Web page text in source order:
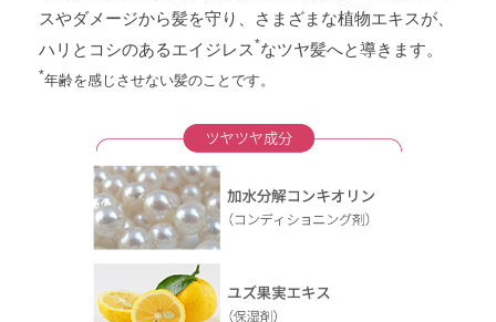
スやダメージから髪を守り、さまざまな植物エキスが、
ハリとコシのあるエイジレス*なツヤ髪へと導きます。
*年齢を感じさせない髪のことです。